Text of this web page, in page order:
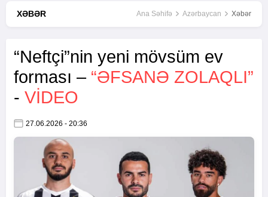
XƏBƏR Ana Səhifə Azərbaycan Xəbər
“Neftçi”nin yeni mövsüm ev
forması – “ƏFSANƏ ZOLAQLI”
- VİDEO
27.06.2026 - 20:36